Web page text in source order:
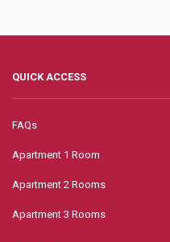
QUICK ACCESS
FAQs
Apartment 1 Room
Apartment 2 Rooms
Apartment 3 Rooms